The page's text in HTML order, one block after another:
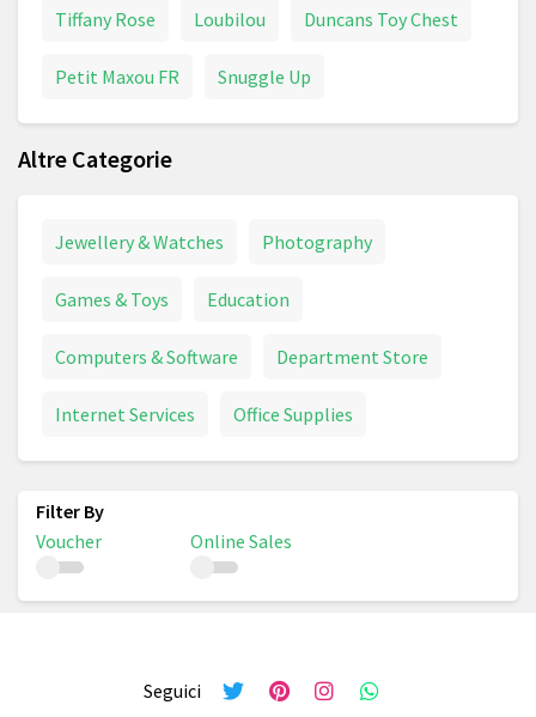
Tiffany Rose Loubilou Duncans Toy Chest
Petit Maxou FR Snuggle Up
Altre Categorie
Jewellery & Watches Photography
Games & Toys Education
Computers & Software Department Store
Internet Services Office Supplies
Voucher Online Sales
Seguici